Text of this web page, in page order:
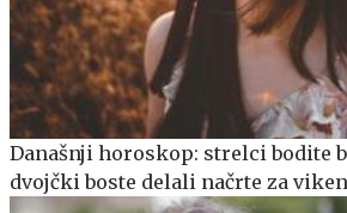
Današnji horoskop: strelci bodite
dvojčki boste delali načrte za